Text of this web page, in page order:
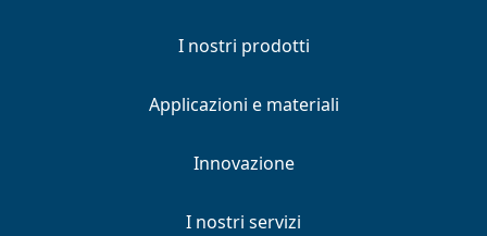
I nostri prodotti
Applicazioni e materiali
Innovazione
I nostri servizi